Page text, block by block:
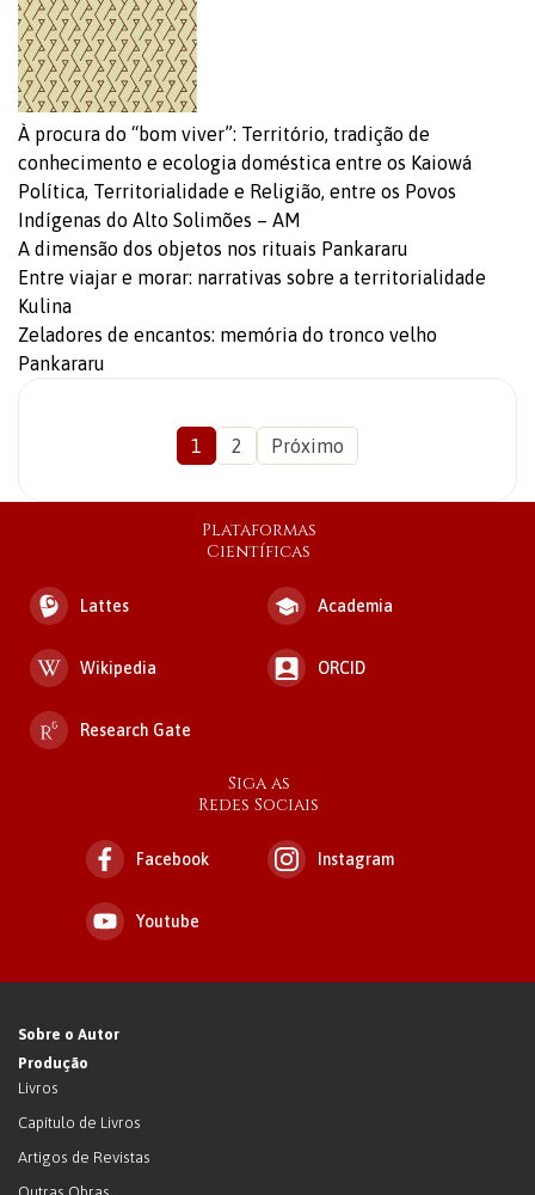
À procura do “bom viver”: Território, tradição de
conhecimento e ecologia doméstica entre os Kaiowá
Política, Territorialidade e Religião, entre os Povos
Indígenas do Alto Solimões – AM
A dimensão dos objetos nos rituais Pankararu
Entre viajar e morar: narrativas sobre a territorialidade
Kulina
Zeladores de encantos: memória do tronco velho
Pankararu
1 2 Próximo
Plataformas
Científicas
Lattes Academia
Wikipedia ORCID
Research Gate
Siga as
Redes Sociais
Facebook Instagram
Youtube
Sobre o Autor
Produção
Livros
Capítulo de Livros
Artigos de Revistas